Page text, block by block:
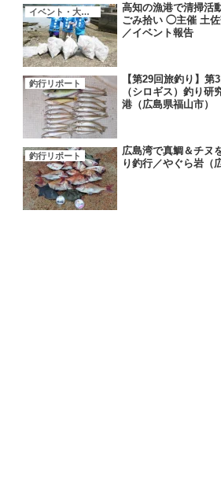
イベント・大会・キャンペーン
高知の漁港で清掃活
ごみ拾い ◯主催 土
／イベント報告
釣行リポート
【第29回旅釣り】第
（シロギス）釣り研
港（広島県福山市）
釣行リポート
広島湾で真鯛＆チヌ
り釣行／やぐら岩（